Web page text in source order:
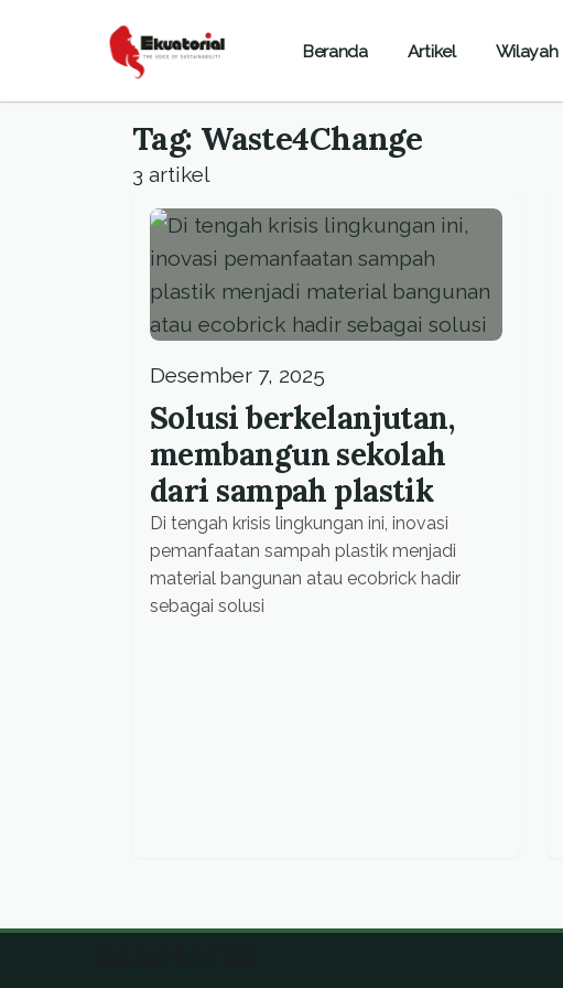
Beranda Artikel Wilayah
Tag: Waste4Change
3 artikel
Desember 7, 2025
Solusi berkelanjutan,
membangun sekolah
dari sampah plastik
Di tengah krisis lingkungan ini, inovasi
pemanfaatan sampah plastik menjadi
material bangunan atau ecobrick hadir
sebagai solusi